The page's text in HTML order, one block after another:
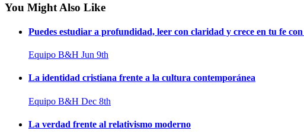
You Might Also Like
Puedes estudiar a profundidad, leer con claridad y crece en tu fe
Equipo B&H Jun 9th
La identidad cristiana frente a la cultura contemporánea
Equipo B&H Dec 8th
La verdad frente al relativismo moderno